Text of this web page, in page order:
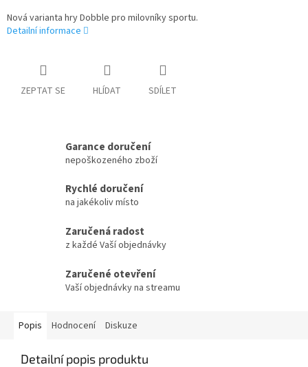
Nová varianta hry Dobble pro milovníky sportu.
Detailní informace
ZEPTAT SE HLÍDAT SDÍLET
Garance doručení
nepoškozeného zboží
Rychlé doručení
na jakékoliv místo
Zaručená radost
z každé Vaší objednávky
Zaručené otevření
Vaší objednávky na streamu
Popis Hodnocení Diskuze
Detailní popis produktu